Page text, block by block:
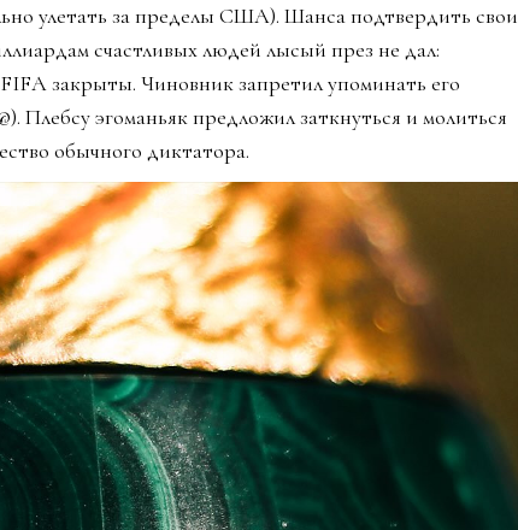
улетать за пределы США). Шанса подтвердить свои
счастливых людей лысый през не дал:
закрыты. Чиновник запретил упоминать его
Плебсу эгоманьяк предложил заткнуться и молиться
обычного диктатора.